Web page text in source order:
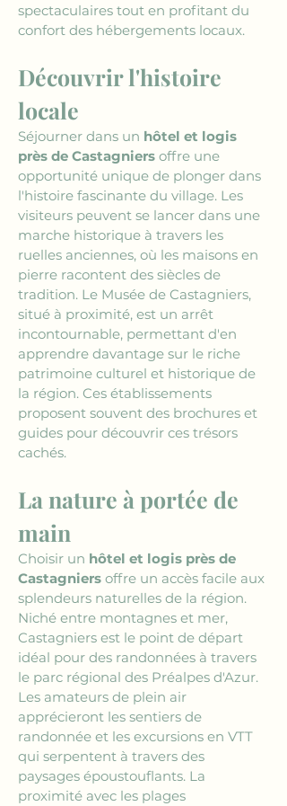
spectaculaires tout en profitant du
confort des hébergements locaux.
Découvrir l'histoire
locale
Séjourner dans un hôtel et logis
près de Castagniers offre une
opportunité unique de plonger dans
l'histoire fascinante du village. Les
visiteurs peuvent se lancer dans une
marche historique à travers les
ruelles anciennes, où les maisons en
pierre racontent des siècles de
tradition. Le Musée de Castagniers,
situé à proximité, est un arrêt
incontournable, permettant d'en
apprendre davantage sur le riche
patrimoine culturel et historique de
la région. Ces établissements
proposent souvent des brochures et
guides pour découvrir ces trésors
cachés.
La nature à portée de
main
Choisir un hôtel et logis près de
Castagniers offre un accès facile aux
splendeurs naturelles de la région.
Niché entre montagnes et mer,
Castagniers est le point de départ
idéal pour des randonnées à travers
le parc régional des Préalpes d'Azur.
Les amateurs de plein air
apprécieront les sentiers de
randonnée et les excursions en VTT
qui serpentent à travers des
paysages époustouflants. La
proximité avec les plages